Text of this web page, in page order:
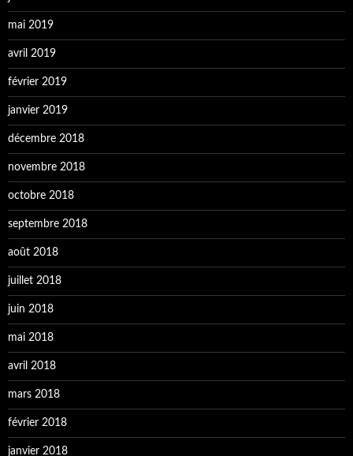
mai 2019
avril 2019
février 2019
janvier 2019
décembre 2018
novembre 2018
octobre 2018
septembre 2018
août 2018
juillet 2018
juin 2018
mai 2018
avril 2018
mars 2018
février 2018
janvier 2018